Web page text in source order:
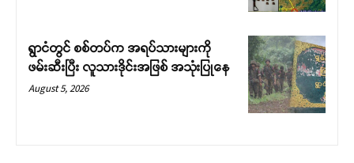
ရွာငံတွင် စစ်တပ်က အရပ်သားများကို
ဖမ်းဆီးပြီး လူသားဒိုင်းအဖြစ် အသုံးပြုနေ
August 5, 2026